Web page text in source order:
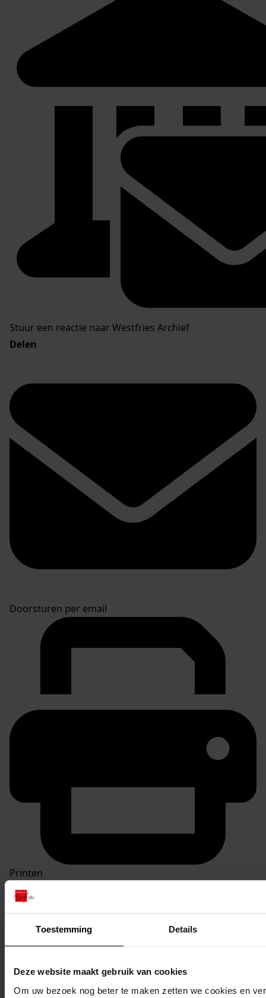
Toestemming Details
Deze website maakt gebruik van cookies
Om uw bezoek nog beter te maken zetten we cookies en
Stuur een reactie naar Westfries Archief
Delen
Doorsturen per email
Printen
duurzaam webadres
Inv. nrs. 501-600